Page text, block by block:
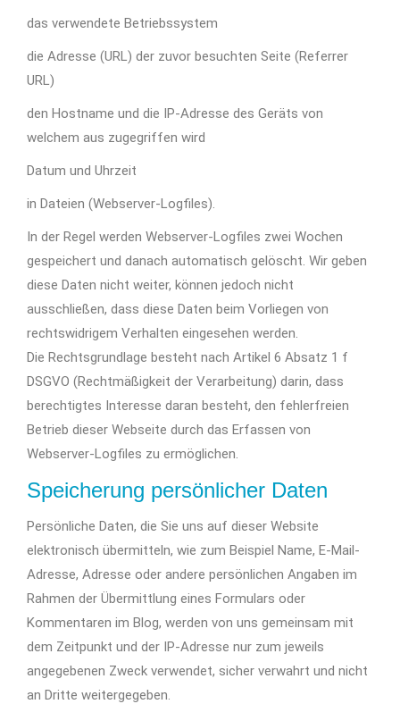
das verwendete Betriebssystem
die Adresse (URL) der zuvor besuchten Seite (Referrer
URL)
den Hostname und die IP-Adresse des Geräts von
welchem aus zugegriffen wird
Datum und Uhrzeit
in Dateien (Webserver-Logfiles).
In der Regel werden Webserver-Logfiles zwei Wochen
gespeichert und danach automatisch gelöscht. Wir geben
diese Daten nicht weiter, können jedoch nicht
ausschließen, dass diese Daten beim Vorliegen von
rechtswidrigem Verhalten eingesehen werden.
Die Rechtsgrundlage besteht nach Artikel 6 Absatz 1 f
DSGVO (Rechtmäßigkeit der Verarbeitung) darin, dass
berechtigtes Interesse daran besteht, den fehlerfreien
Betrieb dieser Webseite durch das Erfassen von
Webserver-Logfiles zu ermöglichen.
Speicherung persönlicher Daten
Persönliche Daten, die Sie uns auf dieser Website
elektronisch übermitteln, wie zum Beispiel Name, E-Mail-
Adresse, Adresse oder andere persönlichen Angaben im
Rahmen der Übermittlung eines Formulars oder
Kommentaren im Blog, werden von uns gemeinsam mit
dem Zeitpunkt und der IP-Adresse nur zum jeweils
angegebenen Zweck verwendet, sicher verwahrt und nicht
an Dritte weitergegeben.